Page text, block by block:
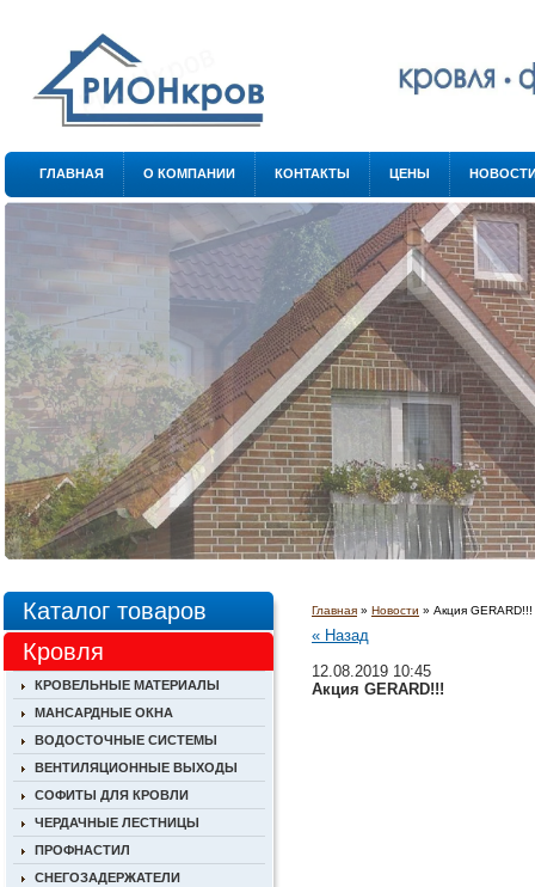
ГЛАВНАЯ О КОМПАНИИ КОНТАКТЫ ЦЕНЫ
Главная » Новости » Акция GERARD!!!
« Назад
12.08.2019 10:45
Акция GERARD!!!
Каталог товаров
Кровля
КРОВЕЛЬНЫЕ МАТЕРИАЛЫ
МАНСАРДНЫЕ ОКНА
ВОДОСТОЧНЫЕ СИСТЕМЫ
ВЕНТИЛЯЦИОННЫЕ ВЫХОДЫ
СОФИТЫ ДЛЯ КРОВЛИ
ЧЕРДАЧНЫЕ ЛЕСТНИЦЫ
ПРОФНАСТИЛ
СНЕГОЗАДЕРЖАТЕЛИ